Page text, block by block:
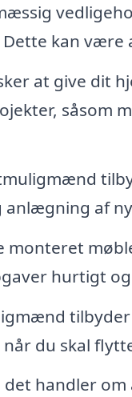
kan
at give dit
såsom
af
monteret
hurtigt
du skal
det handler